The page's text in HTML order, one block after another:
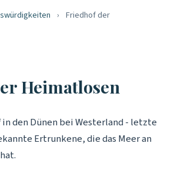
› Friedhof der
Heimatlosen
den Dünen bei Westerland - letzte
Ertrunkene, die das Meer an